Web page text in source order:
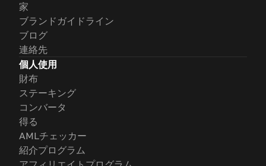
家
ブランドガイドライン
ブログ
連絡先
個人使用
財布
ステーキング
コンバータ
得る
AMLチェッカー
紹介プログラム